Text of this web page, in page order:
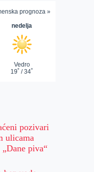
pozivari
ulicama
piva“